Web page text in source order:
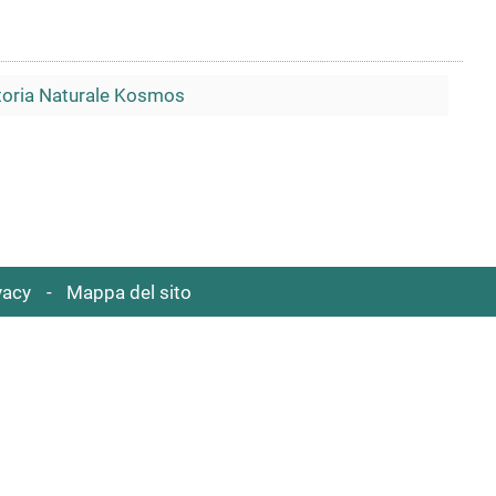
Naturale Kosmos
Mappa del sito